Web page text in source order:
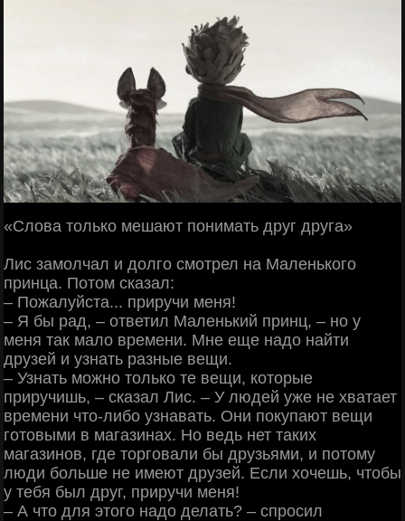
«Слова только мешают понимать друг друга»
Лис замолчал и долго смотрел на Маленького
принца. Потом сказал:
‒ Пожалуйста... приручи меня!
‒ Я бы рад, ‒ ответил Маленький принц, ‒ но у
меня так мало времени. Мне еще надо найти
друзей и узнать разные вещи.
‒ Узнать можно только те вещи, которые
приручишь, ‒ сказал Лис. ‒ У людей уже не хватает
времени что-либо узнавать. Они покупают вещи
готовыми в магазинах. Но ведь нет таких
магазинов, где торговали бы друзьями, и потому
люди больше не имеют друзей. Если хочешь, чтобы
у тебя был друг, приручи меня!
‒ А что для этого надо делать? ‒ спросил